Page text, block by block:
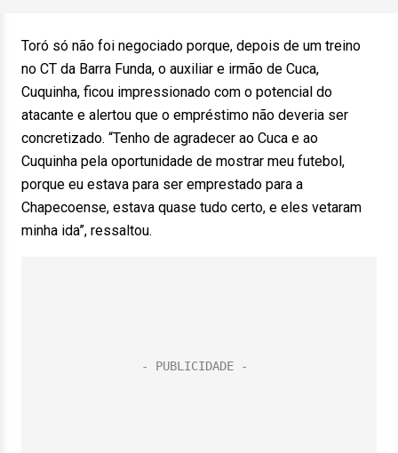
Toró só não foi negociado porque, depois de um treino
no CT da Barra Funda, o auxiliar e irmão de Cuca,
Cuquinha, ficou impressionado com o potencial do
atacante e alertou que o empréstimo não deveria ser
concretizado. “Tenho de agradecer ao Cuca e ao
Cuquinha pela oportunidade de mostrar meu futebol,
porque eu estava para ser emprestado para a
Chapecoense, estava quase tudo certo, e eles vetaram
minha ida”, ressaltou.